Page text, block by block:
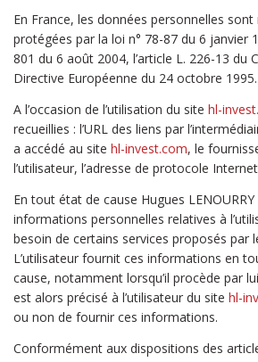
En France, les données personnelles
protégées par la loi n° 78-87 du 6 janvier
801 du 6 août 2004, l’article L. 226-13 du
Directive Européenne du 24 octobre 1995.
A l’occasion de l’utilisation du site hl-
recueillies : l’URL des liens par
a accédé au site hl-invest.com, le
l’utilisateur, l’adresse de protocole
En tout état de cause Hugues
informations personnelles relatives à
besoin de certains services proposés par
L’utilisateur fournit ces informations en
cause, notamment lorsqu’il procède par
est alors précisé à l’utilisateur du site hl-
ou non de fournir ces informations.
Conformément aux dispositions des